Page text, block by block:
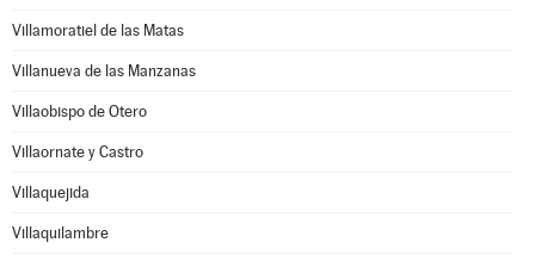
Villamoratiel de las Matas
Villanueva de las Manzanas
Villaobispo de Otero
Villaornate y Castro
Villaquejida
Villaquilambre